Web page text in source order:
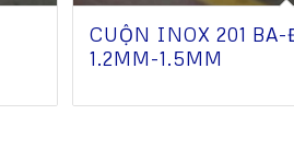
CUỘN INOX 201 BA-
1.2MM-1.5MM